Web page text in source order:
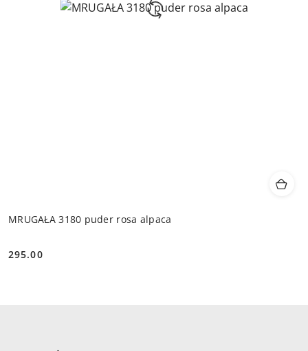
MRUGAŁA 3180 puder rosa alpaca
Cena:
295.00